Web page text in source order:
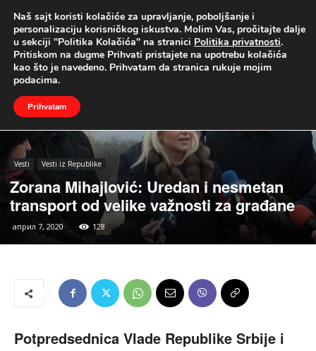
UŽIVO
Naslovna Vesti Vesti iz Republike
Vesti Vesti iz Republike
Zorana Mihajlović: Uredan i nesmetan
transport od velike važnosti za građane
април 7, 2020 128
Potpredsednica Vlade Republike Srbije i
Naš sajt koristi kolačiće za upravljanje, poboljšanje i
personalizaciju korisničkog iskustva. Molim Vas, pročitajte dalje
u sekciji "Politika Kolačića" na stranici Politika privatnosti.
Pritiskom na dugme Prihvati pristajete na upotrebu kolačića
kao što je navedeno. Prihvatam da stranica rukuje mojim
podacima.
Prihvatam